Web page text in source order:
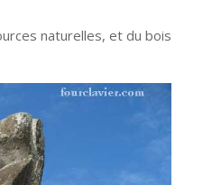
naturelles, et du bois